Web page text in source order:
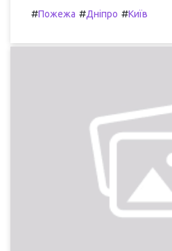
#Пожежа #Дніпро #Київ